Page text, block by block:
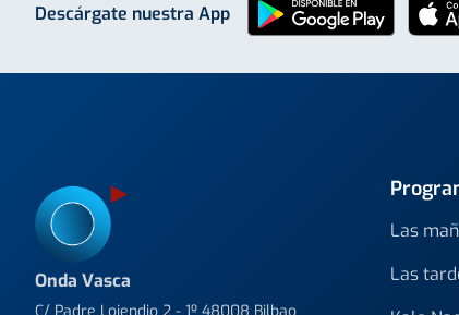
Descárgate nuestra App
Las
Las
Onda Vasca